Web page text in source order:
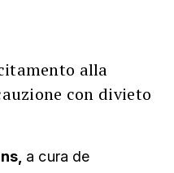
alla
con divieto
a cura de